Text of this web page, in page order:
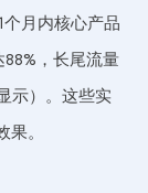
月内核心产品
，长尾流量
示）。这些实
。